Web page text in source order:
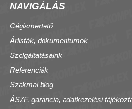
NAVIGÁLÁS
Cégismertető
Árlisták, dokumentumok
Szolgáltatásaink
Referenciák
Szakmai blog
ÁSZF, garancia, adatkezelési